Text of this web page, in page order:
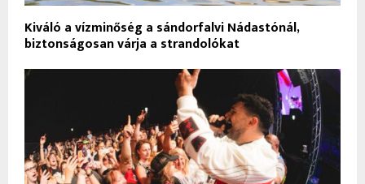
Kiváló a vízminőség a sándorfalvi Nádastónál,
biztonságosan várja a strandolókat